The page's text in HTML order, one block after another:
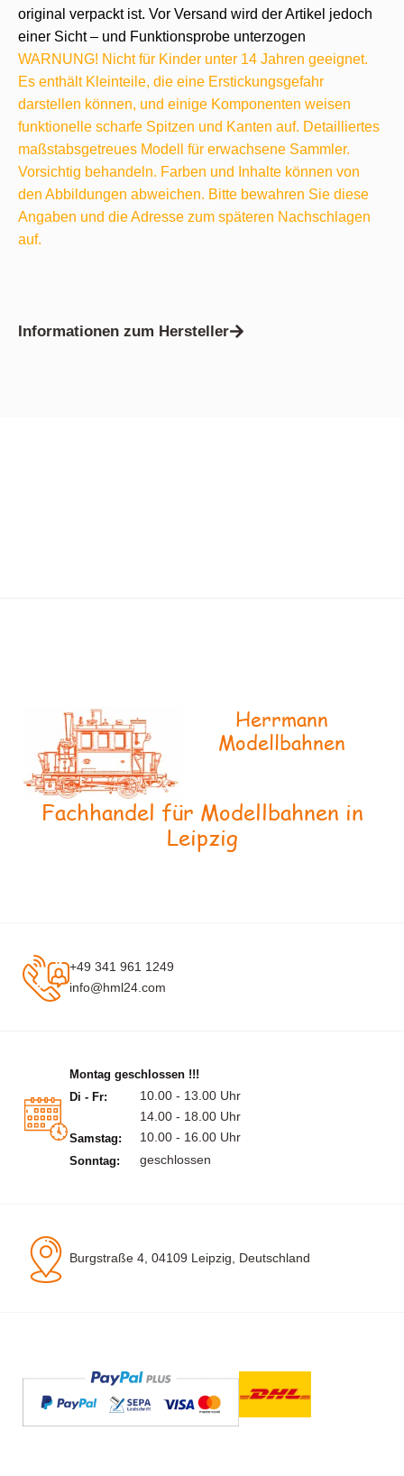
original verpackt ist. Vor Versand wird der Artikel jedoch
einer Sicht – und Funktionsprobe unterzogen
WARNUNG! Nicht für Kinder unter 14 Jahren geeignet.
Es enthält Kleinteile, die eine Erstickungsgefahr
darstellen können, und einige Komponenten weisen
funktionelle scharfe Spitzen und Kanten auf. Detailliertes
maßstabsgetreues Modell für erwachsene Sammler.
Vorsichtig behandeln. Farben und Inhalte können von
den Abbildungen abweichen. Bitte bewahren Sie diese
Angaben und die Adresse zum späteren Nachschlagen
auf.
Informationen zum Hersteller
Herrmann
Modellbahnen
Fachhandel für Modellbahnen in
Leipzig
+49 341 961 1249
info@hml24.com
Montag geschlossen !!!
Di - Fr:
10.00 - 13.00 Uhr
14.00 - 18.00 Uhr
Samstag: 10.00 - 16.00 Uhr
Sonntag: geschlossen
Burgstraße 4, 04109 Leipzig, Deutschland